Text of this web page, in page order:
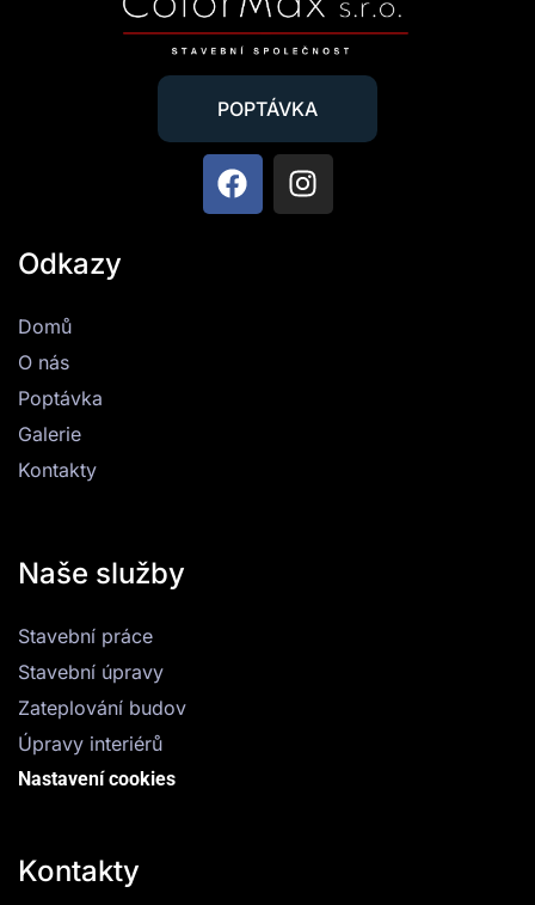
POPTÁVKA
Odkazy
Domů
O nás
Poptávka
Galerie
Kontakty
Naše služby
Stavební práce
Stavební úpravy
Zateplování budov
Úpravy interiérů
Nastavení cookies
Kontakty